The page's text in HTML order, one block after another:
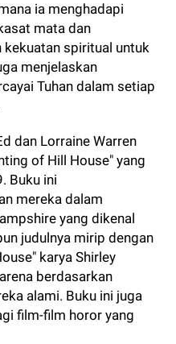
ia menghadapi
mata dan
kekuatan spiritual untuk
menjelaskan
Tuhan dalam setiap
dan Lorraine Warren
of Hill House" yang
Buku ini
mereka dalam
yang dikenal
judulnya mirip dengan
karya Shirley
berdasarkan
alami. Buku ini juga
film-film horor yang